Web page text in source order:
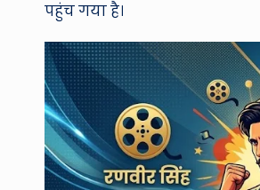
पहुंच गया है।